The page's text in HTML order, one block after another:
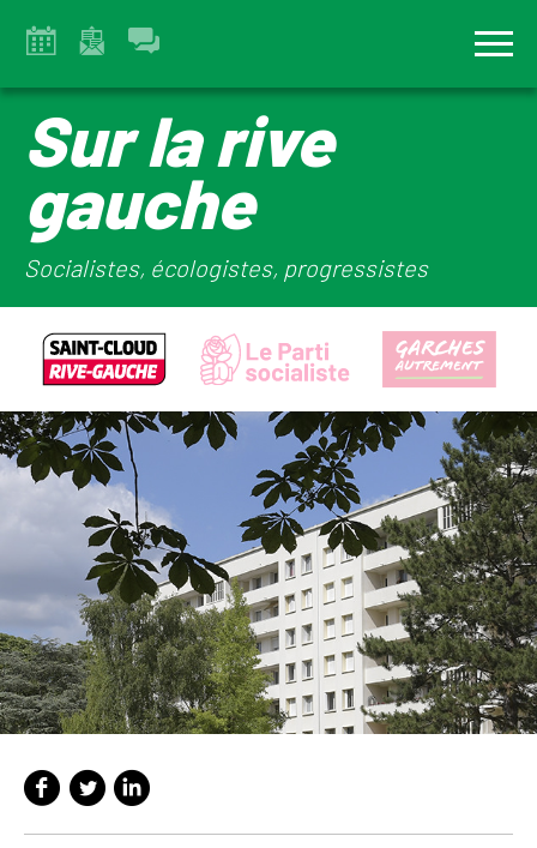
Sur la rive
gauche
Socialistes, écologistes, progressistes